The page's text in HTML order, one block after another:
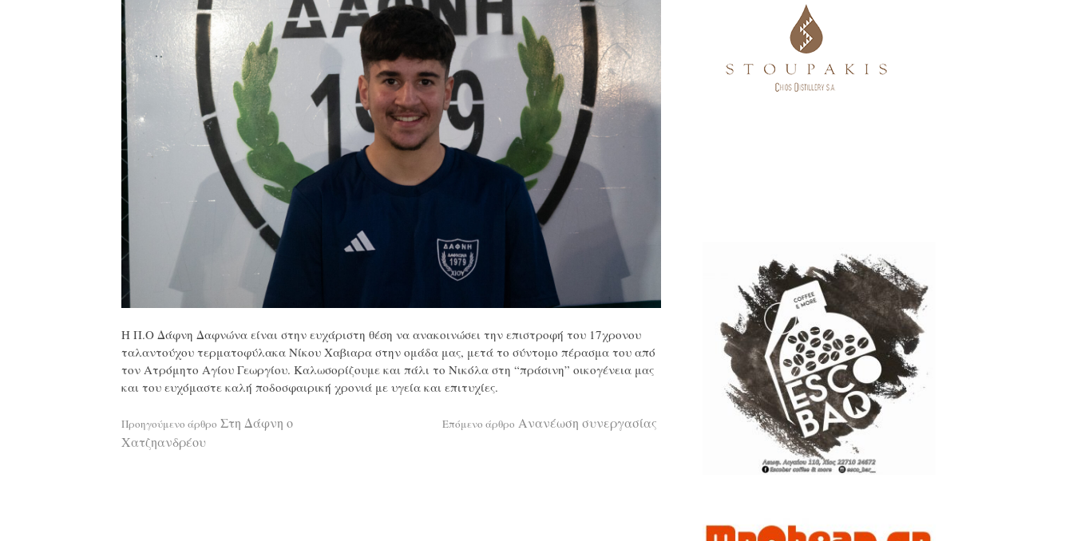
Η Π.Ο Δάφνη Δαφνώνα είναι στην ευχάριστη θέση να ανακοινώσει την επιστροφή του 17χρονου
ταλαντούχου τερματοφύλακα Νίκου Χαβιαρα στην ομάδα μας, μετά το σύντομο πέρασμα του από
τον Ατρόμητο Αγίου Γεωργίου. Καλωσορίζουμε και πάλι το Νικόλα στη “πράσινη” οικογένεια μας
και του ευχόμαστε καλή ποδοσφαιρική χρονιά με υγεία και επιτυχίες.
Διαβάστε
Προηγούμενο άρθρο Στη Δάφνη ο
Χατζηανδρέου
Επόμενο άρθρο Ανανέωση συνεργασίας